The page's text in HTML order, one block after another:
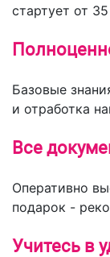
стартует от
Базовые
и отработка
Все
Оперативно
подарок -
Учитесь в